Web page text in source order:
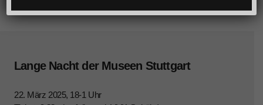
Lange Nacht der Museen Stuttgart
22. März 2025, 18-1 Uhr